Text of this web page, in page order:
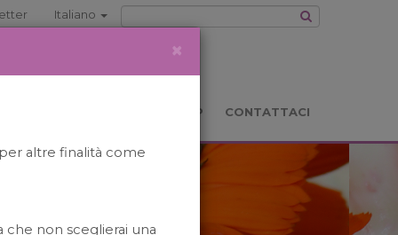
Italiano
BOOKSHOP CONTATTACI
×
altre finalità come
che non sceglierai una